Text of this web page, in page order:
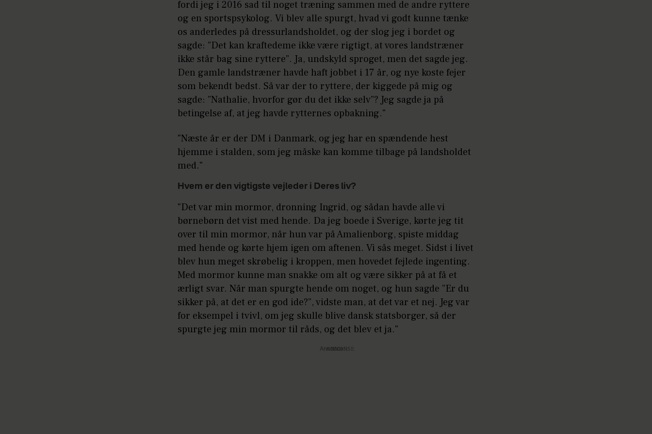
fordi jeg i 2016 sad til noget træning sammen med de andre ryttere
og en sportspsykolog. Vi blev alle spurgt, hvad vi godt kunne tænke
os anderledes på dressurlandsholdet, og der slog jeg i bordet og
sagde: ”Det kan kraftedeme ikke være rigtigt, at vores landstræner
ikke står bag sine ryttere”. Ja, undskyld sproget, men det sagde jeg.
Den gamle landstræner havde haft jobbet i 17 år, og nye koste fejer
som bekendt bedst. Så var der to ryttere, der kiggede på mig og
sagde: ”Nathalie, hvorfor gør du det ikke selv”? Jeg sagde ja på
betingelse af, at jeg havde rytternes opbakning."
"Næste år er der DM i Danmark, og jeg har en spændende hest
hjemme i stalden, som jeg måske kan komme tilbage på landsholdet
med."
Hvem er den vigtigste vejleder i Deres liv?
"Det var min mormor, dronning Ingrid, og sådan havde alle vi
børnebørn det vist med hende. Da jeg boede i Sverige, kørte jeg tit
over til min mormor, når hun var på Amalienborg, spiste middag
med hende og kørte hjem igen om aftenen. Vi sås meget. Sidst i livet
blev hun meget skrøbelig i kroppen, men hovedet fejlede ingenting.
Med mormor kunne man snakke om alt og være sikker på at få et
ærligt svar. Når man spurgte hende om noget, og hun sagde ”Er du
sikker på, at det er en god ide?”, vidste man, at det var et nej. Jeg var
for eksempel i tvivl, om jeg skulle blive dansk statsborger, så der
spurgte jeg min mormor til råds, og det blev et ja."
Annonce